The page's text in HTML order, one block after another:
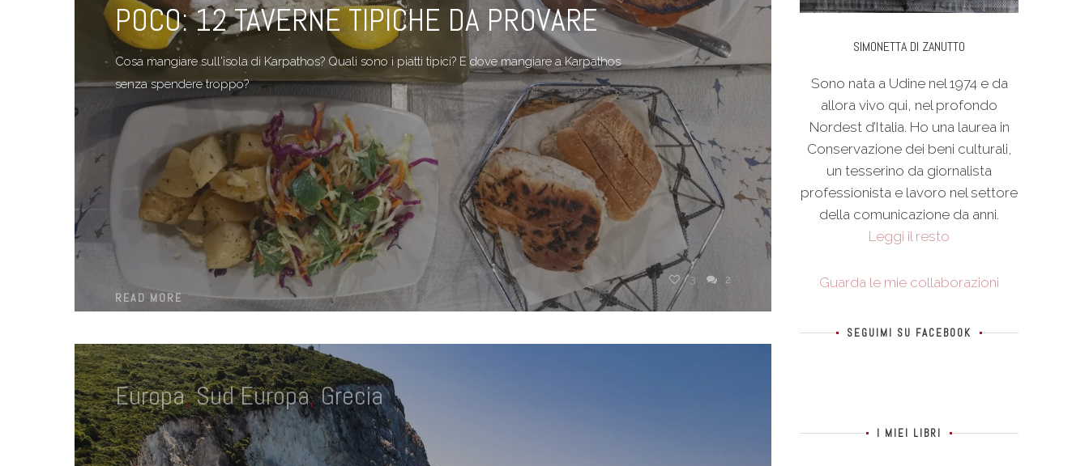
POCO: 12 TAVERNE TIPICHE DA PROVARE
Cosa mangiare sull'isola di Karpathos? Quali sono i piatti tipici? E dove mangiare a Karpathos
senza spendere troppo?
READ MORE
3 2
Europa,Sud Europa,Grecia
SIMONETTA DI ZANUTTO
Sono nata a Udine nel 1974 e da
allora vivo qui, nel profondo
Nordest d’Italia. Ho una laurea in
Conservazione dei beni culturali,
un tesserino da giornalista
professionista e lavoro nel settore
della comunicazione da anni.
Leggi il resto
Guarda le mie collaborazioni
SEGUIMI SU FACEBOOK
I MIEI LIBRI